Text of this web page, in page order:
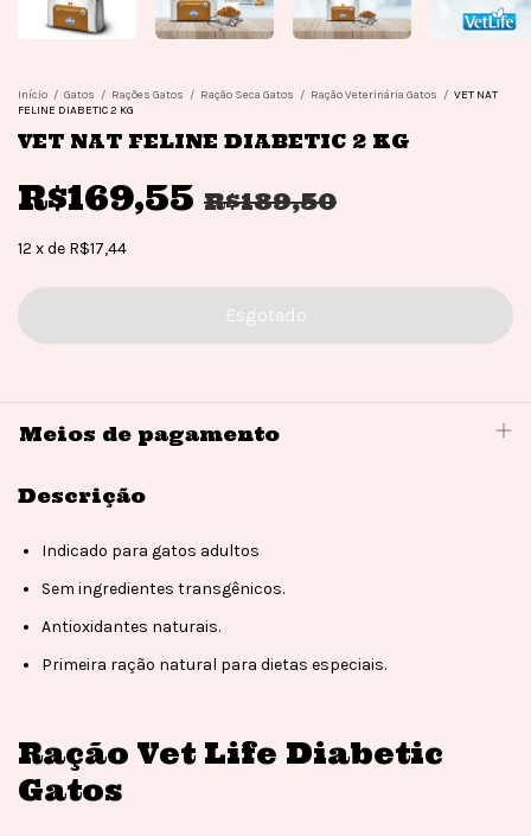
Início / Gatos / Rações Gatos / Ração Seca Gatos / Ração Veterinária Gatos / VET NAT
FELINE DIABETIC 2 KG
VET NAT FELINE DIABETIC 2 KG
R$169,55 R$189,50
12 xde R$17,44
Meios de pagamento
Descrição
Indicado para gatos adultos
Sem ingredientes transgênicos.
Antioxidantes naturais.
Primeira ração natural para dietas especiais.
Ração Vet Life Diabetic
Gatos